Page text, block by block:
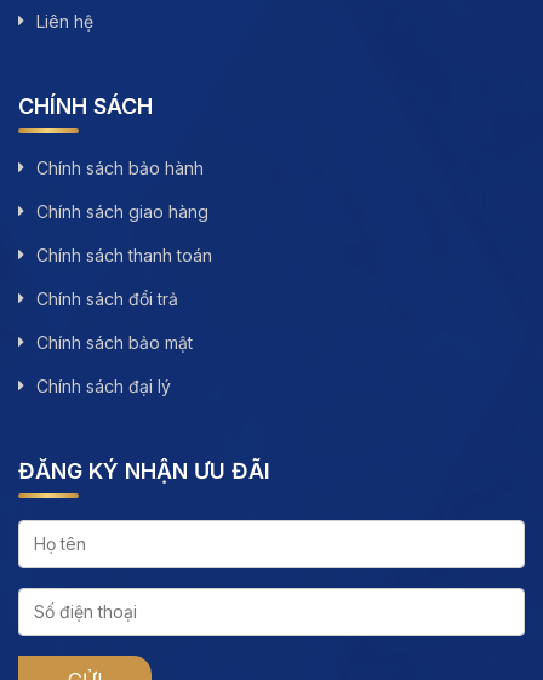
Liên hệ
CHÍNH SÁCH
Chính sách bảo hành
Chính sách giao hàng
Chính sách thanh toán
Chính sách đổi trả
Chính sách bảo mật
Chính sách đại lý
ĐĂNG KÝ NHẬN ƯU ĐÃI